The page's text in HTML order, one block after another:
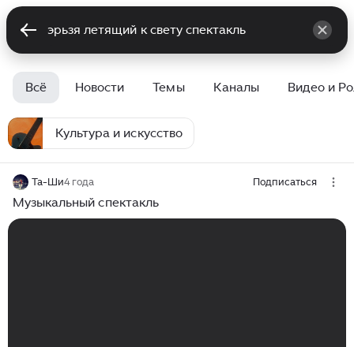
Всё Новости Темы Каналы Видео и
Культура и искусство
Та-Ши4 года Подписаться
Музыкальный спектакль